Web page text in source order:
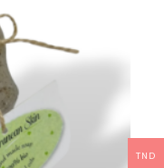
TND